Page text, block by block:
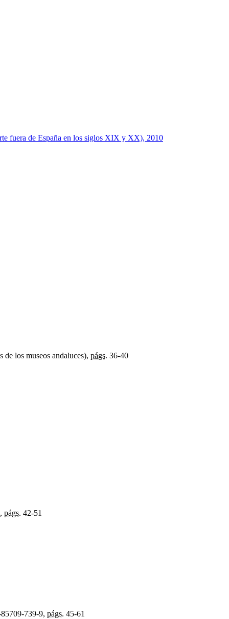
fuera de España en los siglos XIX y XX), 2010
los museos andaluces), págs. 36-40
págs. 42-51
739-9, págs. 45-61